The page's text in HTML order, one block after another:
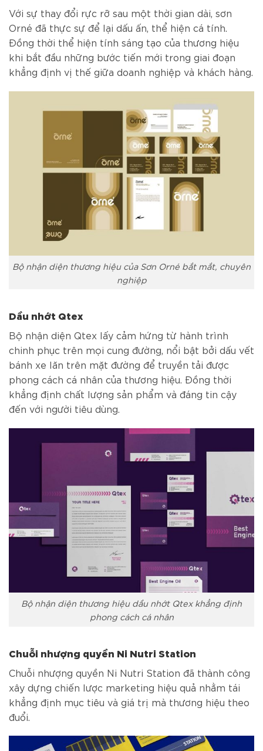
Với sự thay đổi rực rỡ sau một thời gian dài, sơn
Orné đã thực sự để lại dấu ấn, thể hiện cá tính.
Đồng thời thể hiện tính sáng tạo của thương hiệu
khi bắt đầu những bước tiến mới trong giai đoạn
khẳng định vị thế giữa doanh nghiệp và khách hàng.
Bộ nhận diện thương hiệu của Sơn Orné bắt mắt, chuyên
nghiệp
Dầu nhớt Qtex
Bộ nhận diện Qtex lấy cảm hứng từ hành trình
chinh phục trên mọi cung đường, nổi bật bởi dấu vết
bánh xe lăn trên mặt đường để truyền tải được
phong cách cá nhân của thương hiệu. Đồng thời
khẳng định chất lượng sản phẩm và đáng tin cậy
đến với người tiêu dùng.
Bộ nhận diện thương hiệu dầu nhớt Qtex khẳng định
phong cách cá nhân
Chuỗi nhượng quyền Ni Nutri Station
Chuỗi nhượng quyền Ni Nutri Station đã thành công
xây dựng chiến lược marketing hiệu quả nhằm tái
khẳng định mục tiêu và giá trị mà thương hiệu theo
đuổi.